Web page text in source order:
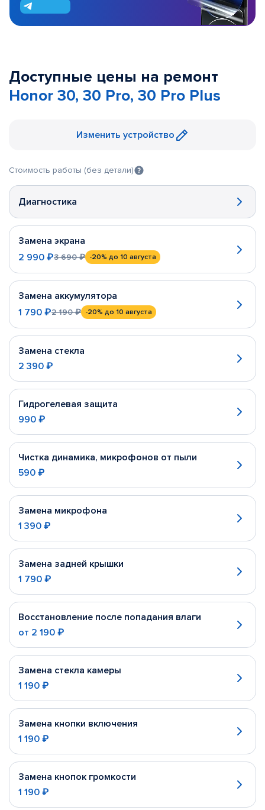
Доступные цены на ремонт
Honor 30, 30 Pro, 30 Pro Plus
Изменить устройство
Стоимость работы (без детали)
Диагностика
Замена экрана
2 990 ₽3 690 ₽ -20% до 10 августа
Замена аккумулятора
1 790 ₽2 190 ₽ -20% до 10 августа
Замена стекла
2 390 ₽
Гидрогелевая защита
990 ₽
Чистка динамика, микрофонов от пыли
590 ₽
Замена микрофона
1 390 ₽
Замена задней крышки
1 790 ₽
Восстановление после попадания влаги
от 2 190 ₽
Замена стекла камеры
1 190 ₽
Замена кнопки включения
1 190 ₽
Замена кнопок громкости
1 190 ₽